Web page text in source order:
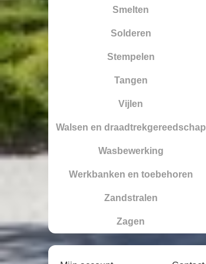
Smelten
Solderen
Stempelen
Tangen
Vijlen
Walsen en draadtrekgereedschap
Wasbewerking
Werkbanken en toebehoren
Zandstralen
Zagen